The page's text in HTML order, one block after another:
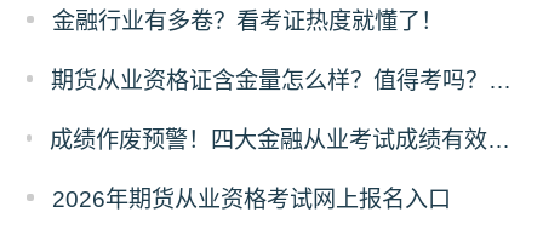
金融行业有多卷？看考证热度就懂了！
​期货从业资格证含金量怎么样？值得考吗？深度解析来了！
成绩作废预警！四大金融从业考试成绩有效期速查，别让辛苦白费！
2026年期货从业资格考试网上报名入口